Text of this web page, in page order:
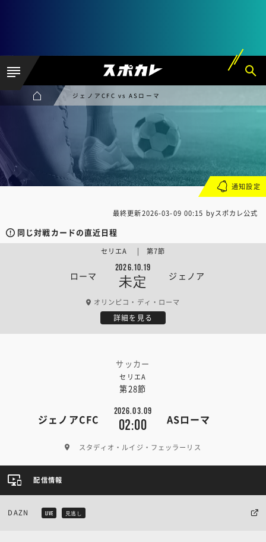
ジェノアCFC vs ASローマ
最終更新2026-03-09 00:15 byスポカレ公式
同じ対戦カードの直近日程
ローマ
2026.10.19
未定 ジェノア
セリエA | 第7節
オリンピコ・ディ・ローマ
詳細を見る
サッカー
セリエA
第28節
ジェノアCFC
2026.03.09
02:00 ASローマ
スタディオ・ルイジ・フェッラーリス
通知設定
配信情報
DAZN LIVE 見逃し